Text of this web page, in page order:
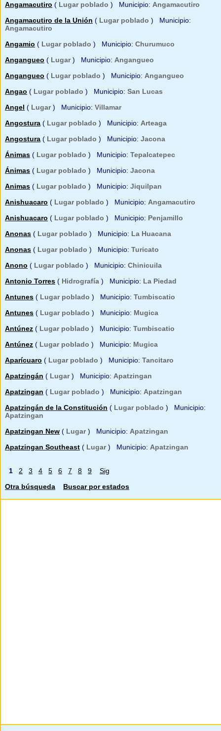
Angamacutiro ( Lugar poblado ) Municipio: Angamacutiro
Angamacutiro de la Unión ( Lugar poblado ) Municipio:
Angamacutiro
Angamio ( Lugar poblado ) Municipio: Churumuco
Angangueo ( Lugar) Municipio: Angangueo
Angangueo ( Lugar poblado ) Municipio: Angangueo
Angao ( Lugar poblado ) Municipio: San Lucas
Angel ( Lugar) Municipio: Villamar
Angostura ( Lugar poblado ) Municipio: Arteaga
Angostura ( Lugar poblado ) Municipio: Jacona
Ánimas ( Lugar poblado ) Municipio: Tepalcatepec
Ánimas ( Lugar poblado ) Municipio: Jacona
Animas ( Lugar poblado ) Municipio: Jiquilpan
Anishuacaro ( Lugar poblado ) Municipio: Angamacutiro
Anishuacaro ( Lugar poblado ) Municipio: Penjamillo
Anonas ( Lugar poblado ) Municipio: La Huacana
Anonas ( Lugar poblado ) Municipio: Turicato
Anono ( Lugar poblado ) Municipio: Chinicuila
Antonio Torres ( Hidrografía ) Municipio: La Piedad
Antunes ( Lugar poblado ) Municipio: Tumbiscatio
Antunes ( Lugar poblado ) Municipio: Mugica
Antúnez ( Lugar poblado ) Municipio: Tumbiscatio
Antúnez ( Lugar poblado ) Municipio: Mugica
Aparícuaro ( Lugar poblado ) Municipio: Tancitaro
Apatzingán ( Lugar) Municipio: Apatzingan
Apatzingan ( Lugar poblado ) Municipio: Apatzingan
Apatzingán de la Constitución ( Lugar poblado ) Municipio:
Apatzingan
Apatzingan New ( Lugar) Municipio: Apatzingan
Apatzingan Southeast ( Lugar) Municipio: Apatzingan
1 2 3 4 5 6 7 8 9
Sig
Otra búsqueda
Buscar por estados